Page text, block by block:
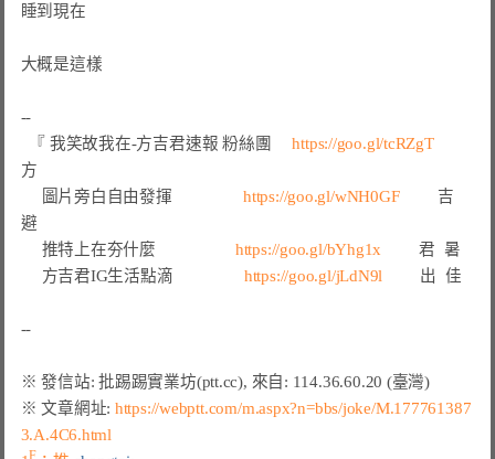
睡到現在
大概是這樣
--
  『
我笑故我在-方吉君速報 粉絲團
https://goo.gl/tcRZgT
方
圖片旁白自由發揮
https://goo.gl/wNH0GF
吉
避
推特上在夯什麼
https://goo.gl/bYhg1x 君 暑
方吉君IG生活點滴
https://goo.gl/jLdN9l
         出  佳
※ 發信站: 批踢踢實業坊(ptt.cc), 來自: 114.36.60.20 (臺灣)
※ 文章網址: https://webptt.com/m.aspx?n=bbs/joke/M.177761387
3.A.4C6.html
F